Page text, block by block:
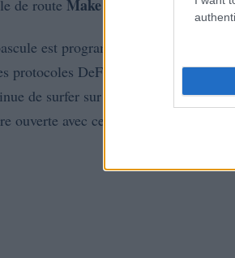
de route Make TON Great Again
est programmée pour le 15 juin.
protocoles DeFi sont bien à jour
de surfer sur une dynamique
ouverte avec certains pays sur fond